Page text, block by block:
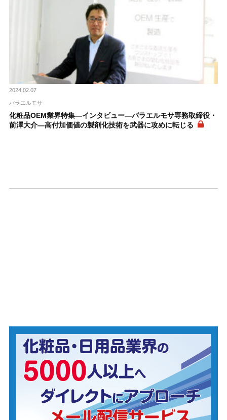
2024.02.07
パラエルモサ
化粧品OEM業界特集―インタビュー―パラエルモサ専務取締役・
前澤大介―高付加価値の製剤化技術を武器に攻めに転じる